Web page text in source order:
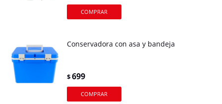
Conservadora con asa y bandeja
$699